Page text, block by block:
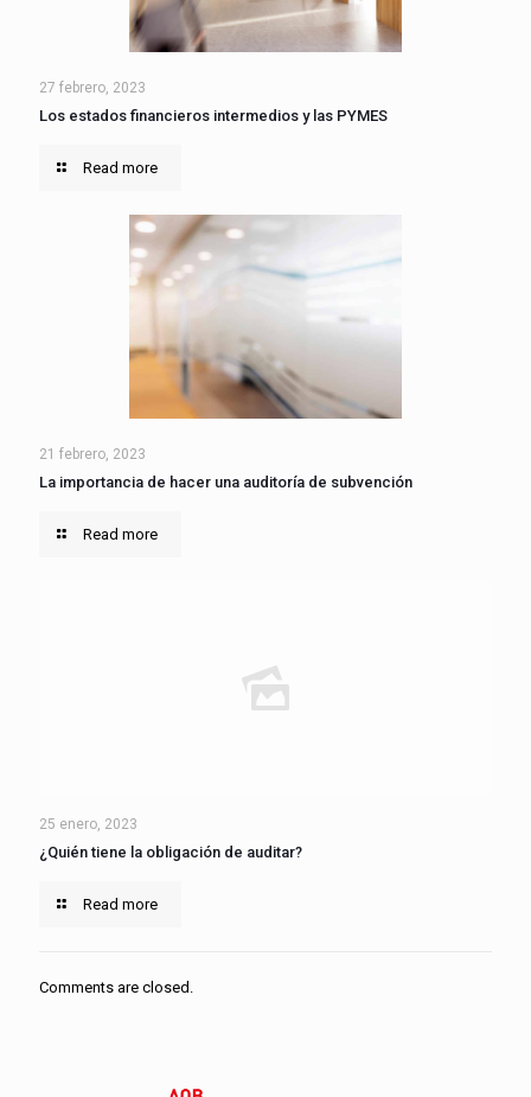
27 febrero, 2023
Los estados financieros intermedios y las PYMES
Read more
21 febrero, 2023
La importancia de hacer una auditoría de subvención
Read more
25 enero, 2023
¿Quién tiene la obligación de auditar?
Read more
Comments are closed.